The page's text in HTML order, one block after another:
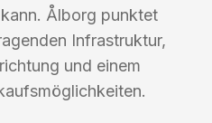
Ålborg punktet
Infrastruktur,
und einem